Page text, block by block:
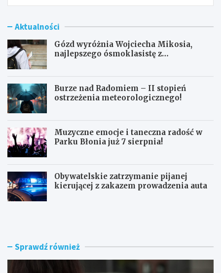
Aktualności
Gózd wyróżnia Wojciecha Mikosia,
najlepszego ósmoklasistę z
Burze nad Radomiem – II stopień
ostrzeżenia meteorologicznego!
Muzyczne emocje i taneczna radość w
Parku Błonia już 7 sierpnia!
Obywatelskie zatrzymanie pijanej
kierującej z zakazem prowadzenia auta
G
y
B
n Sprawdź również